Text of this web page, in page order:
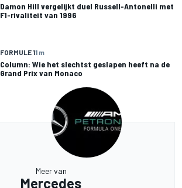
Damon Hill vergelijkt duel Russell-Antonelli met
F1-rivaliteit van 1996
FORMULE 11 m
Column: Wie het slechtst geslapen heeft na de
Grand Prix van Monaco
Meer van
Mercedes